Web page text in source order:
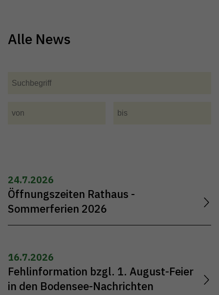
Alle News
24.7.2026
Öffnungszeiten Rathaus -
Sommerferien 2026
16.7.2026
Fehlinformation bzgl. 1. August-Feier
in den Bodensee-Nachrichten